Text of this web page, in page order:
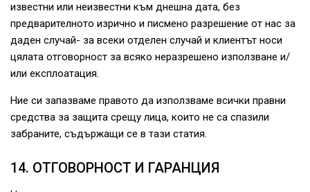
известни или неизвестни към днешна дата, без
предварителното изрично и писмено разрешение от нас за
даден случай- за всеки отделен случай и клиентът носи
цялата отговорност за всяко неразрешено използване и/
или експлоатация.
Ние си запазваме правото да използваме всички правни
средства за защита срещу лица, които не са спазили
забраните, съдържащи се в тази статия.
14. ОТГОВОРНОСТ И ГАРАНЦИЯ